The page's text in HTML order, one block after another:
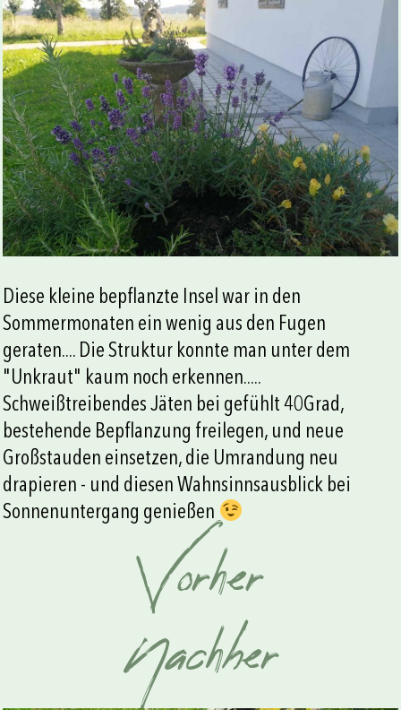
Diese kleine bepflanzte Insel war in den
Sommermonaten ein wenig aus den Fugen
geraten.... Die Struktur konnte man unter dem
"Unkraut" kaum noch erkennen.....
Schweißtreibendes Jäten bei gefühlt 40Grad,
bestehende Bepflanzung freilegen, und neue
Großstauden einsetzen, die Umrandung neu
drapieren - und diesen Wahnsinnsausblick bei
Sonnenuntergang genießen
Vorher
Nachher